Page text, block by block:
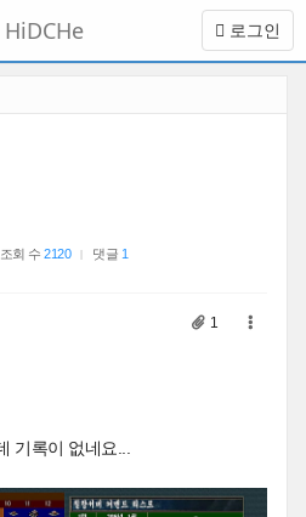
로그인
조회 수2120 댓글 1
1
기록이 없네요...